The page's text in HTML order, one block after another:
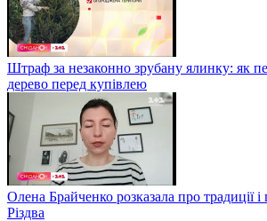
Штраф за незаконно зрубану ялинку: як
дерево перед купівлею
Олена Брайченко розказала про традиції і
Різдва